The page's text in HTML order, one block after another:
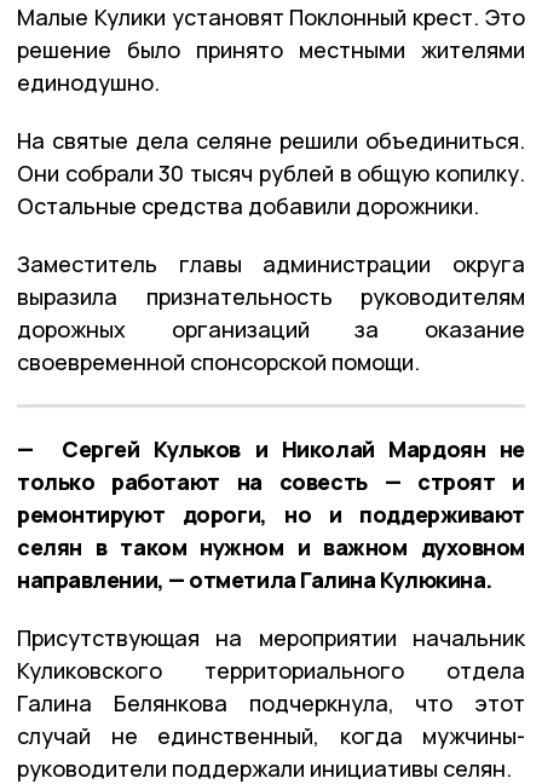
Малые Кулики установят Поклонный крест. Это
решение было принято местными жителями
единодушно.
На святые дела селяне решили объединиться.
Они собрали 30 тысяч рублей в общую копилку.
Остальные средства добавили дорожники.
Заместитель главы администрации округа
выразила признательность руководителям
дорожных организаций за оказание
своевременной спонсорской помощи.
— Сергей Кульков и Николай Мардоян не
только работают на совесть — строят и
ремонтируют дороги, но и поддерживают
селян в таком нужном и важном духовном
направлении, — отметила Галина Кулюкина.
Присутствующая на мероприятии начальник
Куликовского территориального отдела
Галина Белянкова подчеркнула, что этот
случай не единственный, когда мужчины-
руководители поддержали инициативы селян.